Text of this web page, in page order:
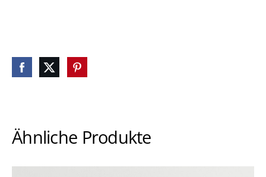
Ähnliche Produkte